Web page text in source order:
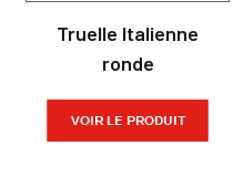
Truelle Italienne
ronde
VOIR LE PRODUIT